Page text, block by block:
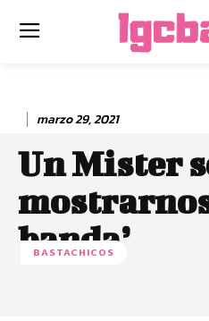
marzo 29, 2021
Un Mister
mostrarnos
banda’
BASTACHICOS